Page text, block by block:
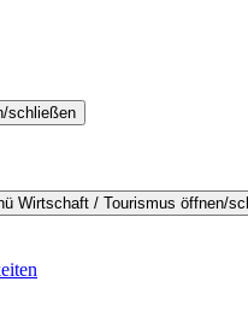
schließen
Wirtschaft / Tourismus öffnen/